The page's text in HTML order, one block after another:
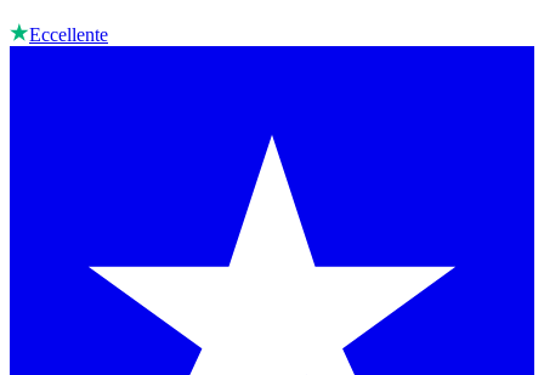
Eccellente